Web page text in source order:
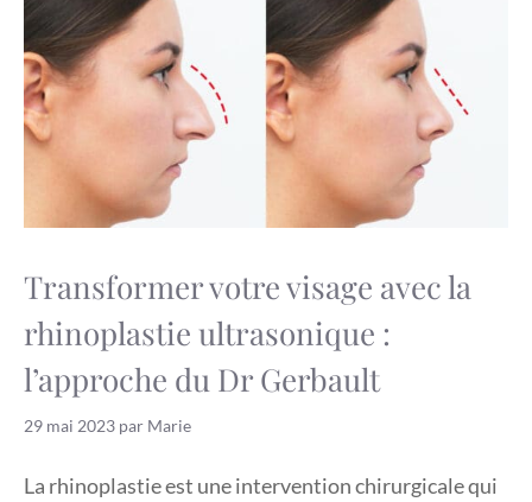
Transformer votre visage avec la
rhinoplastie ultrasonique :
l’approche du Dr Gerbault
29 mai 2023 par Marie
La rhinoplastie est une intervention chirurgicale qui